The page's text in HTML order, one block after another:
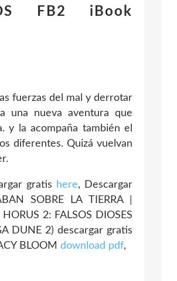
FB2 iBook
fuerzas del mal y derrotar
una nueva aventura que
y la acompaña también el
diferentes. Quizá vuelvan
gratis here, Descargar
SOBRE LA TIERRA |
2: FALSOS DIOSES
DUNE 2) descargar gratis
BLOOM download pdf,